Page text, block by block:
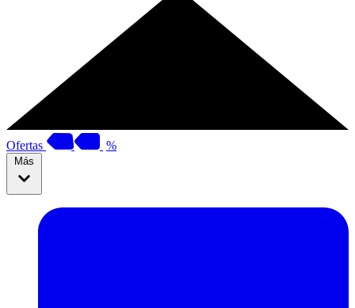
Ofertas %
Más